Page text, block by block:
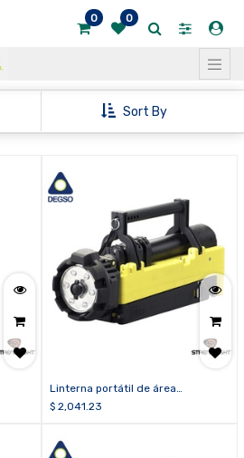
0 0
Sort By
Linterna portátil de área
recargable SCENE LIGHT
$ 2,041.23